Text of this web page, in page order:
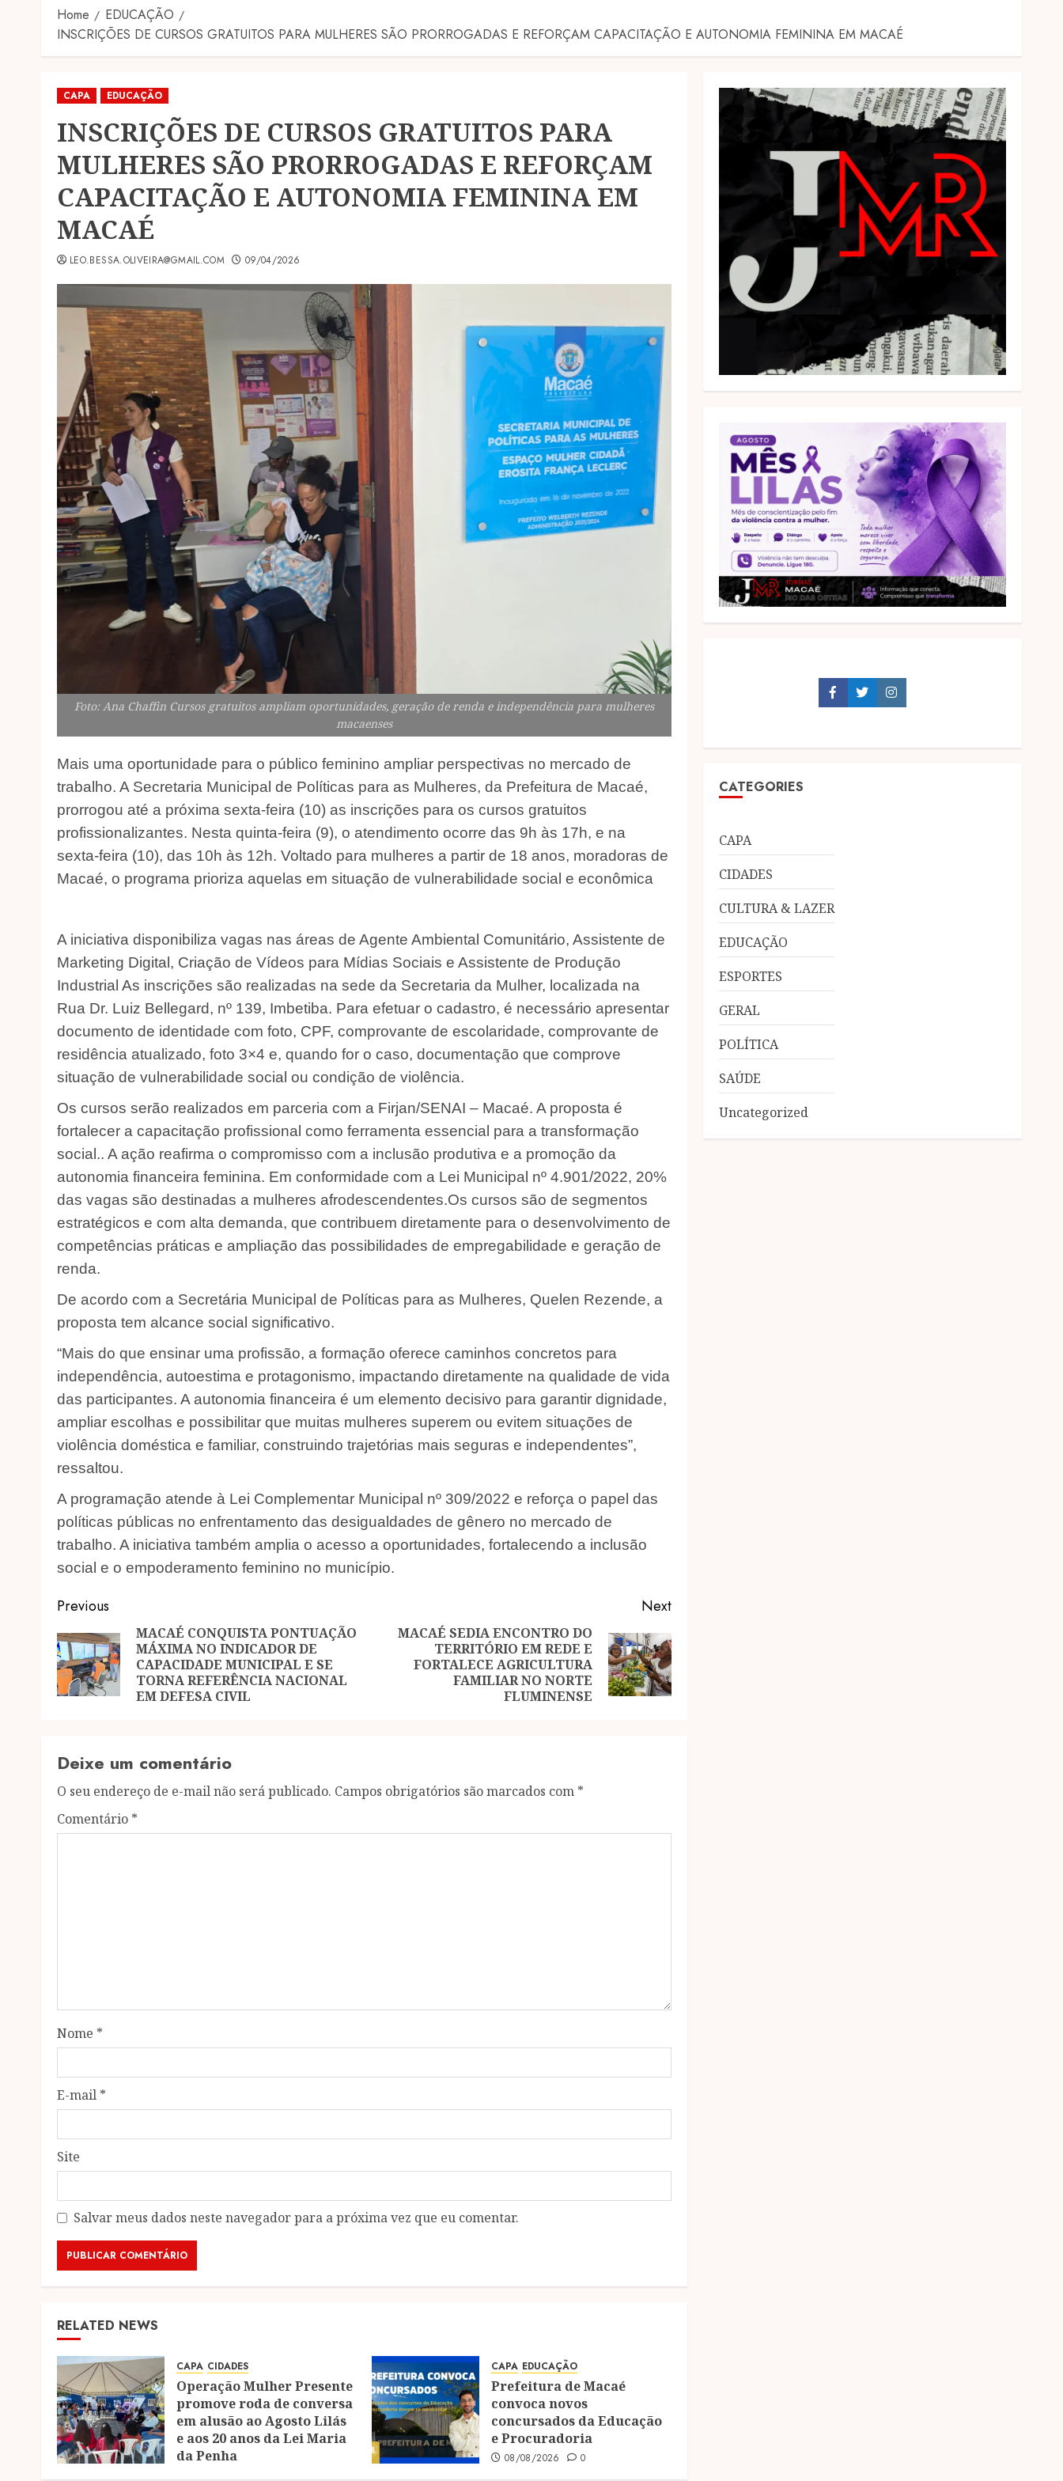
Home
EDUCAÇÃO
INSCRIÇÕES DE CURSOS GRATUITOS PARA MULHERES SÃO PRORROGADAS E REFORÇAM CAPACITAÇÃO E AUTONOMIA FEMININA EM MACAÉ
CAPA EDUCAÇÃO
INSCRIÇÕES DE CURSOS GRATUITOS PARA
MULHERES SÃO PRORROGADAS E REFORÇAM
CAPACITAÇÃO E AUTONOMIA FEMININA EM
MACAÉ
LEO.BESSA.OLIVEIRA@GMAIL.COM 09/04/2026
Foto: Ana Chaffin Cursos gratuitos ampliam oportunidades, geração de renda e independência para mulheres
macaenses
Mais uma oportunidade para o público feminino ampliar perspectivas no mercado de
trabalho. A Secretaria Municipal de Políticas para as Mulheres, da Prefeitura de Macaé,
prorrogou até a próxima sexta-feira (10) as inscrições para os cursos gratuitos
profissionalizantes. Nesta quinta-feira (9), o atendimento ocorre das 9h às 17h, e na
sexta-feira (10), das 10h às 12h. Voltado para mulheres a partir de 18 anos, moradoras de
Macaé, o programa prioriza aquelas em situação de vulnerabilidade social e econômica
A iniciativa disponibiliza vagas nas áreas de Agente Ambiental Comunitário, Assistente de
Marketing Digital, Criação de Vídeos para Mídias Sociais e Assistente de Produção
Industrial As inscrições são realizadas na sede da Secretaria da Mulher, localizada na
Rua Dr. Luiz Bellegard, nº 139, Imbetiba. Para efetuar o cadastro, é necessário apresentar
documento de identidade com foto, CPF, comprovante de escolaridade, comprovante de
residência atualizado, foto 3×4 e, quando for o caso, documentação que comprove
situação de vulnerabilidade social ou condição de violência.
Os cursos serão realizados em parceria com a Firjan/SENAI – Macaé. A proposta é
fortalecer a capacitação profissional como ferramenta essencial para a transformação
social.. A ação reafirma o compromisso com a inclusão produtiva e a promoção da
autonomia financeira feminina. Em conformidade com a Lei Municipal nº 4.901/2022, 20%
das vagas são destinadas a mulheres afrodescendentes.Os cursos são de segmentos
estratégicos e com alta demanda, que contribuem diretamente para o desenvolvimento de
competências práticas e ampliação das possibilidades de empregabilidade e geração de
renda.
De acordo com a Secretária Municipal de Políticas para as Mulheres, Quelen Rezende, a
proposta tem alcance social significativo.
“Mais do que ensinar uma profissão, a formação oferece caminhos concretos para
independência, autoestima e protagonismo, impactando diretamente na qualidade de vida
das participantes. A autonomia financeira é um elemento decisivo para garantir dignidade,
ampliar escolhas e possibilitar que muitas mulheres superem ou evitem situações de
violência doméstica e familiar, construindo trajetórias mais seguras e independentes”,
ressaltou.
A programação atende à Lei Complementar Municipal nº 309/2022 e reforça o papel das
políticas públicas no enfrentamento das desigualdades de gênero no mercado de
trabalho. A iniciativa também amplia o acesso a oportunidades, fortalecendo a inclusão
social e o empoderamento feminino no município.
Post
navigation
Previous
Previous
MACAÉ CONQUISTA PONTUAÇÃO
MÁXIMA NO INDICADOR DE
CAPACIDADE MUNICIPAL E SE
TORNA REFERÊNCIA NACIONAL
EM DEFESA CIVIL
Next
MACAÉ SEDIA ENCONTRO DO
TERRITÓRIO EM REDE E
FORTALECE AGRICULTURA
FAMILIAR NO NORTE
FLUMINENSE
Deixe um comentário
O seu endereço de e-mail não será publicado. Campos obrigatórios são marcados com *
Comentário *
Nome *
E-mail *
Site
Salvar meus dados neste navegador para a próxima vez que eu comentar.
RELATED NEWS
CAPA CIDADES
Operação Mulher Presente
promove roda de conversa
em alusão ao Agosto Lilás
e aos 20 anos da Lei Maria
da Penha
CAPA EDUCAÇÃO
Prefeitura de Macaé
convoca novos
concursados da Educação
e Procuradoria
08/08/2026 0
Facebook
TwitterInstagram
CATEGORIES
CAPA
CIDADES
CULTURA & LAZER
EDUCAÇÃO
ESPORTES
GERAL
POLÍTICA
SAÚDE
Uncategorized